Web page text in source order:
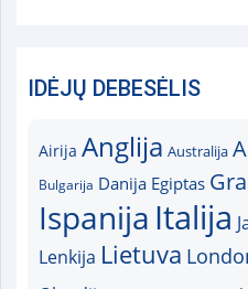
IDĖJŲ DEBESĖLIS
Airija Anglija Australija
Bulgarija Danija Egiptas
Ispanija Italija
Lenkija Lietuva